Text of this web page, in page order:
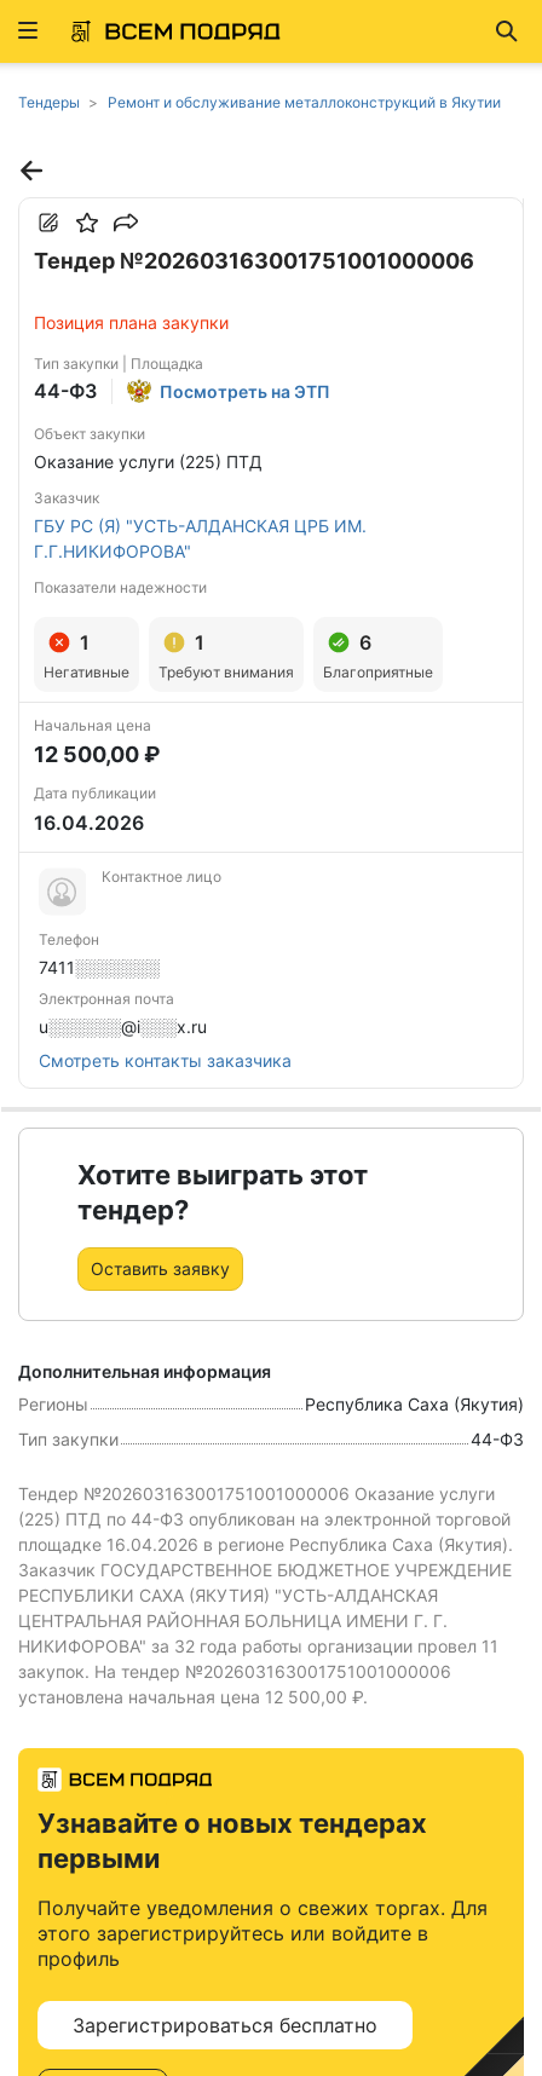
Развернуть
Тендеры Ремонт и обслуживание металлоконструкций в Якутии
Тендер №202603163001751001000006
Позиция плана закупки
Тип закупки | Площадка
44-ФЗ Посмотреть на ЭТП
Объект закупки
Оказание услуги (225) ПТД
Заказчик
ГБУ РС (Я) "УСТЬ-АЛДАНСКАЯ ЦРБ ИМ.
Г.Г.НИКИФОРОВА"
Показатели надежности
1
Негативные
1
Требуют внимания
6
Благоприятные
Начальная цена
12 500,00 ₽
Дата публикации
16.04.2026
Контактное лицо
Телефон
7411░░░░░░░
Электронная почта
u░░░░░░@i░░░x.ru
Смотреть контакты заказчика
Хотите выиграть этот
тендер?
Оставить заявку
Дополнительная информация
Регионы
Республика Саха (Якутия)
Тип закупки
44-ФЗ
Тендер №202603163001751001000006 Оказание услуги
(225) ПТД по 44-ФЗ опубликован на электронной торговой
площадке 16.04.2026 в регионе Республика Саха (Якутия).
Заказчик ГОСУДАРСТВЕННОЕ БЮДЖЕТНОЕ УЧРЕЖДЕНИЕ
РЕСПУБЛИКИ САХА (ЯКУТИЯ) "УСТЬ-АЛДАНСКАЯ
ЦЕНТРАЛЬНАЯ РАЙОННАЯ БОЛЬНИЦА ИМЕНИ Г. Г.
НИКИФОРОВА" за 32 года работы организации провел 11
закупок. На тендер №202603163001751001000006
установлена начальная цена 12 500,00 ₽.
Узнавайте о новых тендерах
первыми
Получайте уведомления о свежих торгах. Для
этого зарегистрируйтесь или войдите в
профиль
Зарегистрироваться бесплатно